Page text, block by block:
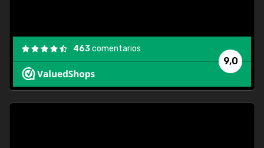
9,0
463comentarios